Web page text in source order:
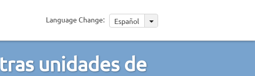
Language Change: Español
unidades de